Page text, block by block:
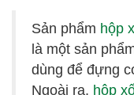
Sản phẩm hộp
là một sản
dùng để đựng
Ngoài ra, hộp